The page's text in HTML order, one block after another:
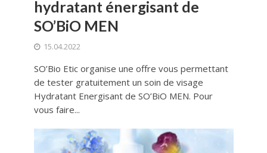
hydratant énergisant de
SO’BiO MEN
15.04.2022
SO’Bio Etic organise une offre vous permettant
de tester gratuitement un soin de visage
Hydratant Energisant de SO’BiO MEN. Pour
vous faire...